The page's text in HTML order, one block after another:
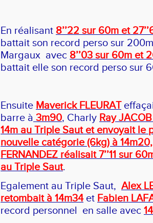
En réalisant 8’’22 sur 60m et
battait son record perso sur
Margaux avec 8’’03 sur 60m et
battait elle son record perso sur
Ensuite Maverick FLEURAT
barre à 3m90, Charly Ray
14m au Triple Saut et envoyait le
nouvelle catégorie (6kg) à
FERNANDEZ réalisait 7’’11 sur
au Triple Saut.
Egalement au Triple Saut, Alex
retombait à 14m34et Fabien
record personnel en salle avec